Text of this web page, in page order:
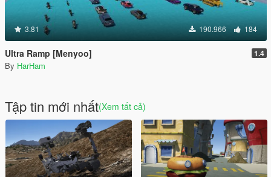
3.81 190.966 184
Ultra Ramp [Menyoo] 1.4
By HarHam
Tập tin mới nhất(Xem tất cả)